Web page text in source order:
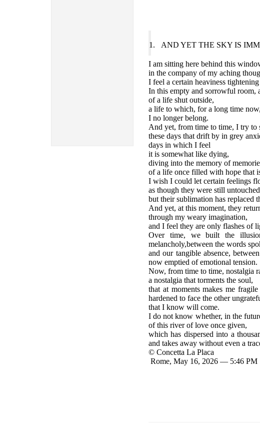
1. AND YET THE SKY IS
I am sitting here behind this
in the company of my aching
I feel a certain heaviness
In this empty and sorrowful room,
of a life shut outside,
a life to which, for a long time now,
I no longer belong.
And yet, from time to time, I try to
these days that drift by in grey
days in which I feel
it is somewhat like dying,
diving into the memory of
of a life once filled with hope that
I wish I could let certain feelings
as though they were still
but their sublimation has replaced
And yet, at this moment, they
through my weary imagination,
and I feel they are only flashes of
Over time, we built the
melancholy,between the words
and our tangible absence,
now emptied of emotional tension.
Now, from time to time, nostalgia
a nostalgia that torments the soul,
that at moments makes me
hardened to face the other
that I know will come.
I do not know whether, in the
of this river of love once given,
which has dispersed into a
and takes away without even a
© Concetta La Placa
Rome, May 16, 2026 — 5:46 PM